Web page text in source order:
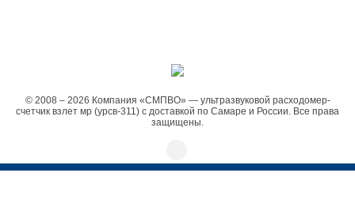
© 2008 – 2026 Компания «СМПВО» — ультразвуковой расходомер-
счетчик взлет мр (урсв-311) с доставкой по Самаре и России. Все права
защищены.